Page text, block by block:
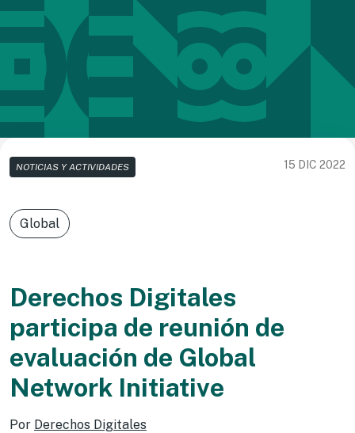
NOTICIAS Y ACTIVIDADES 15 DIC 2022
Global
Derechos Digitales
participa de reunión de
evaluación de Global
Network Initiative
Por Derechos Digitales